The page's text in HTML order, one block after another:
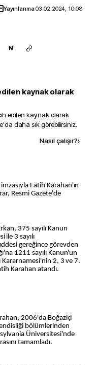
Yayınlanma03.02.2024, 10:08
N
kaynak olarak
edilen kaynak olarak
daha sık görebilirsiniz.
Nasıl çalışır?›
Fatih Karahan'ın
Resmi Gazete'de
375 sayılı Kanun
ile 3 sayılı
gereğince görevden
1211 sayılı Kanun'un
Kararnamesi'nin 2, 3 ve 7.
Karahan atandı.
2006'da Boğaziçi
bölümlerinden
Üniversitesi'nde
tamamladı.